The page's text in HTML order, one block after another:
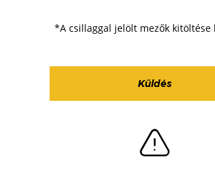
*A csillaggal jelölt mezők kitöltése